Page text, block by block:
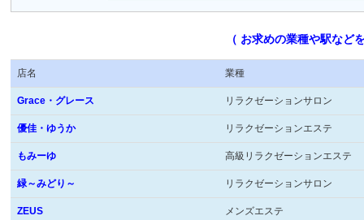
（ お求めの業種や駅など
店名 業種
Grace・グレース リラクゼーションサロン
優佳・ゆうか リラクゼーションエステ
もみーゆ 高級リラクゼーションエステ
緑～みどり～ リラクゼーションサロン
ZEUS メンズエステ